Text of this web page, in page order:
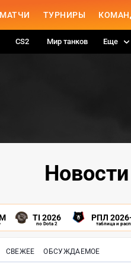
МАТЧИ ТУРНИРЫ
CS2 Мир танков Еще
TI 2026
по Dota 2
РПЛ
таблица и
СВЕЖЕЕ ОБСУЖДАЕМОЕ